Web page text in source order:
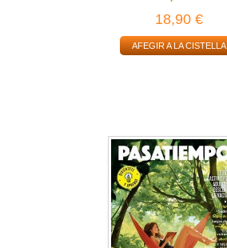
18,90 €
AFEGIR A LA CISTELLA